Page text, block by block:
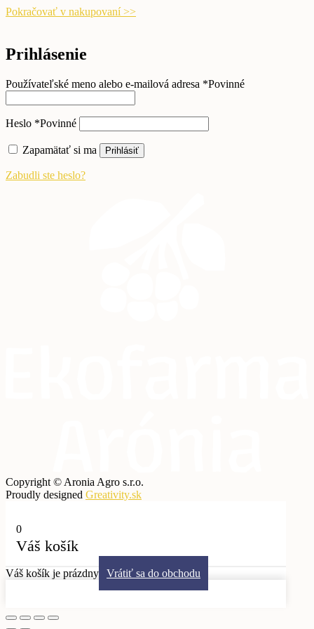
Pokračovať v nakupovaní >>
Prihlásenie
Používateľské meno alebo e-mailová adresa *Povinné
Heslo *Povinné
Zapamätať si ma Prihlásiť
Zabudli ste heslo?
Copyright © Aronia Agro s.r.o.
Proudly designed Greativity.sk
0
Váš košík
Váš košík je prázdny Vrátiť sa do obchodu